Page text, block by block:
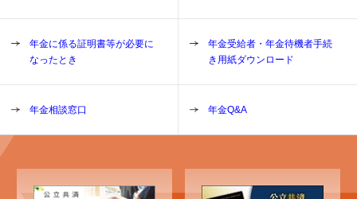
年金に係る証明書等が必要に
なったとき
年金受給者・年金待機者手続
き用紙ダウンロード
年金相談窓口 年金Q&A